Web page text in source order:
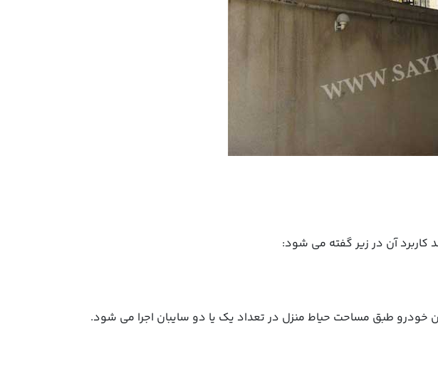
کاربرد آن در زیر گفته می شود:
خودرو طبق مساحت حیاط منزل در تعداد یک یا دو سایبان اجرا می شود.